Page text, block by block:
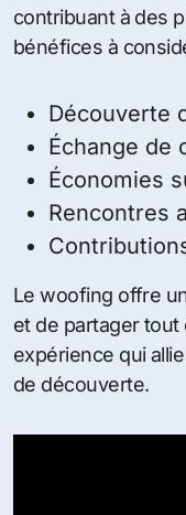
contribuant à des
bénéfices à
Découverte
Échange de
Économies
Rencontres
Le woofing offre
et de partager tout
expérience qui
de découverte.